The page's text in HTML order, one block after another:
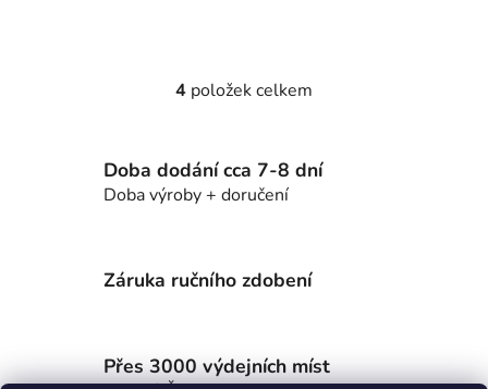
O
á
d
p
k
4 položek celkem
Doba dodání cca 7-8 dní
Doba výroby + doručení
Záruka ručního zdobení
Přes 3000 výdejních míst